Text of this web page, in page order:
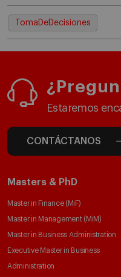
TomaDeDecisiones
Estaremos
CONTÁCTANOS
Masters & PhD
Master in Finance (MiF)
Master in Management (MiM)
Master in Business Administration
Executive Master in Business
Administration